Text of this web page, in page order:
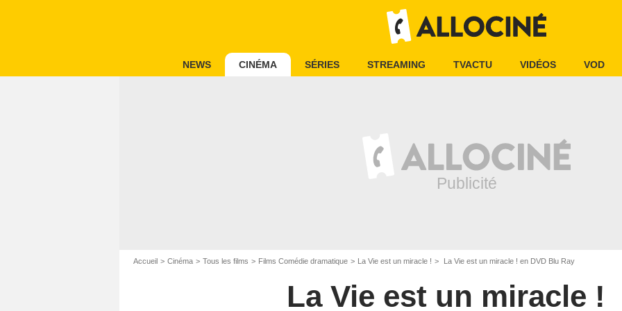
NEWS CINÉMA SÉRIES STREAMING TVACTU VIDÉOS VOD
Accueil Cinéma Tous les films Films Comédie dramatique La Vie est un miracle ! La Vie est un miracle ! en DVD Blu Ray
La Vie est un miracle !